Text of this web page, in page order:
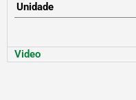
Unidade
Video